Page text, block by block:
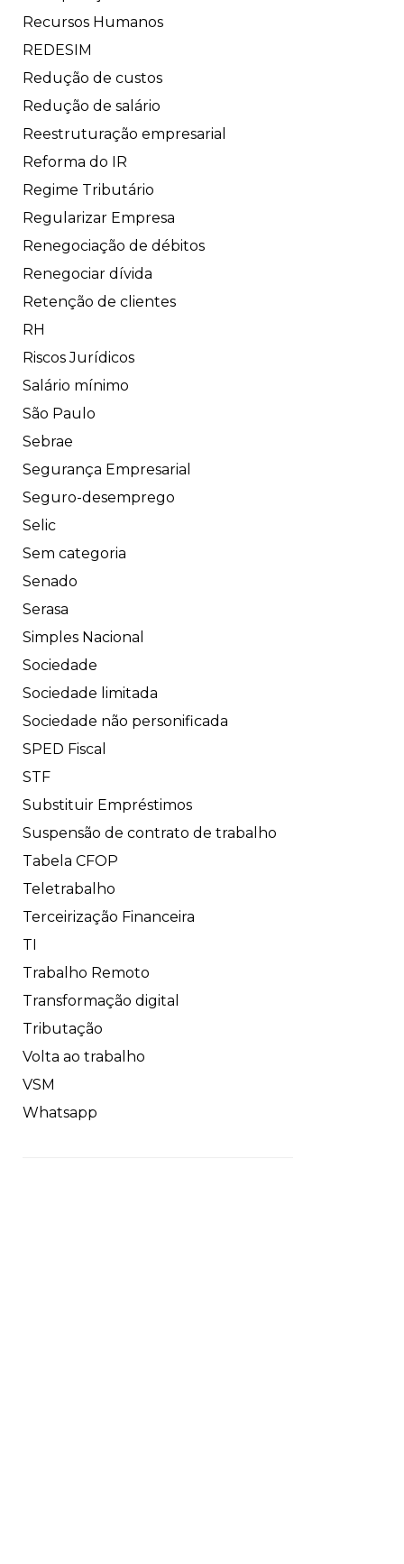
Recursos Humanos
REDESIM
Redução de custos
Redução de salário
Reestruturação empresarial
Reforma do IR
Regime Tributário
Regularizar Empresa
Renegociação de débitos
Renegociar dívida
Retenção de clientes
RH
Riscos Jurídicos
Salário mínimo
São Paulo
Sebrae
Segurança Empresarial
Seguro-desemprego
Selic
Sem categoria
Senado
Serasa
Simples Nacional
Sociedade
Sociedade limitada
Sociedade não personificada
SPED Fiscal
STF
Substituir Empréstimos
Suspensão de contrato de trabalho
Tabela CFOP
Teletrabalho
Terceirização Financeira
TI
Trabalho Remoto
Transformação digital
Tributação
Volta ao trabalho
VSM
Whatsapp